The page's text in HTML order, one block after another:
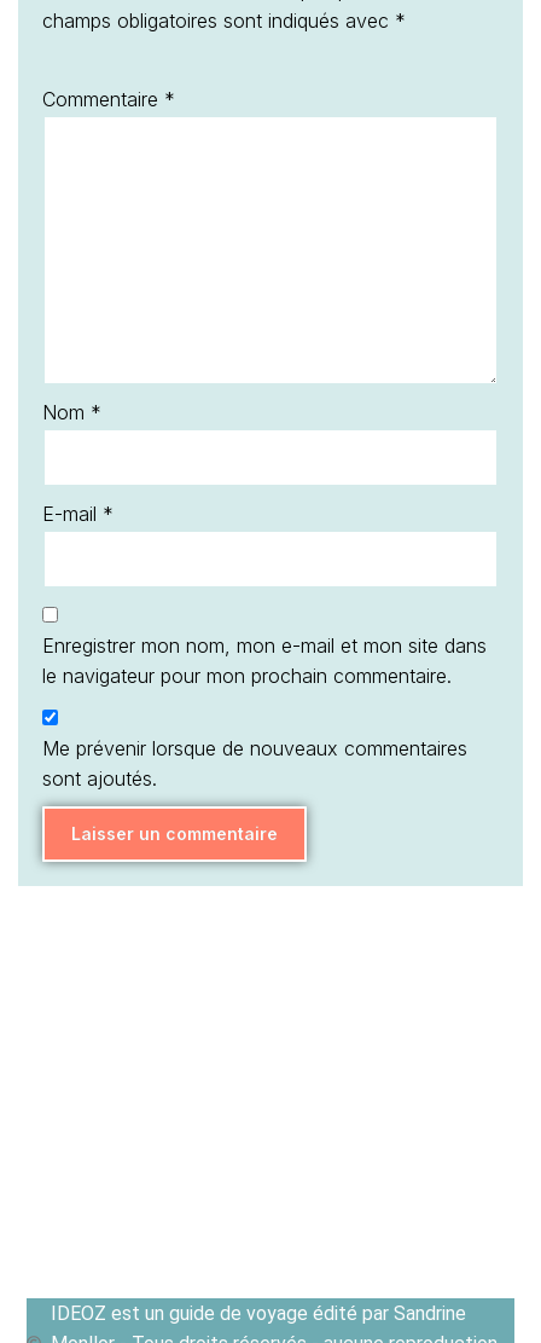
champs obligatoires sont indiqués avec *
Commentaire *
Nom *
E-mail *
Enregistrer mon nom, mon e-mail et mon site dans
le navigateur pour mon prochain commentaire.
Me prévenir lorsque de nouveaux commentaires
sont ajoutés.
IDEOZ est un guide de voyage édité par Sandrine